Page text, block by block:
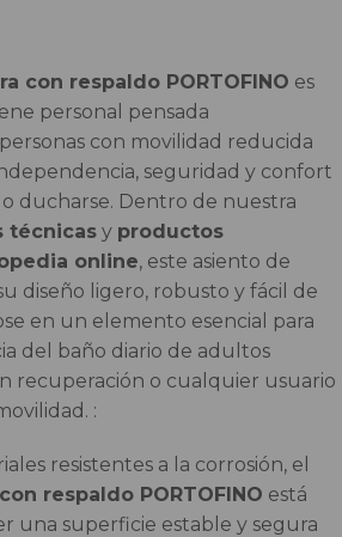
con respaldo PORTOFINO es
personal pensada
con movilidad reducida
seguridad y confort
ducharse. Dentro de nuestra
técnicas y productos
online, este asiento de
diseño ligero, robusto y fácil de
en un elemento esencial para
del baño diario de adultos
recuperación o cualquier usuario
:
resistentes a la corrosión, el
respaldo PORTOFINO está
una superficie estable y segura